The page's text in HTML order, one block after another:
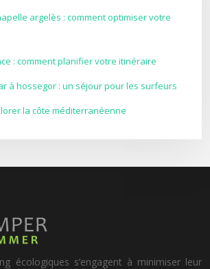
argelès : comment optimiser votre
: comment planifier votre itinéraire
à hossegor : un séjour pour les surfeurs
la côte méditerranéenne
écologiques s’engagent à minimiser leur